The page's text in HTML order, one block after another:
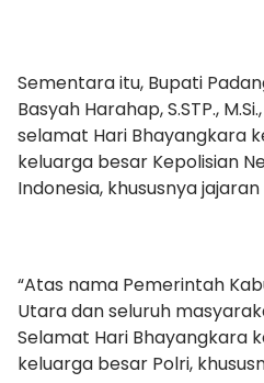
Sementara itu, Bupati
Basyah Harahap, S.STP.,
selamat Hari Bhayangkara
keluarga besar Kepolisian
Indonesia, khususnya
“Atas nama Pemerintah
Utara dan seluruh
Selamat Hari Bhayangkara
keluarga besar Polri,